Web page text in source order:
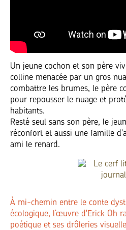
Un jeune cochon et son père
colline menacée par un gros
combattre les brumes, le père
pour repousser le nuage et
habitants.
Resté seul sans son père, le
réconfort et aussi une famille
ami le renard.
À mi-chemin entre le conte
écologique, l’œuvre d'Erick Oh
poétique et ses drôleries